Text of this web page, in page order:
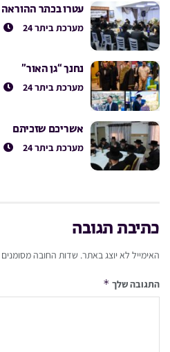
עטרו בכתר ההוראה
מערכת ביתר 24
נחנך “גן האור”
מערכת ביתר 24
אשריכם שזכיתם
מערכת ביתר 24
כתיבת תגובה
האימייל לא יוצג באתר. שדות החובה מסומנים
התגובה שלך *